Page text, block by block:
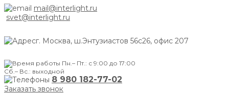
mail@interlight.ru
svet@interlight.ru
г. Москва, ш.Энтузиастов 56с26, офис 207
Пн.– Пт.: с 9:00 до 17:00
Сб.– Вс.: выходной
8 980 182-77-02
Заказать звонок